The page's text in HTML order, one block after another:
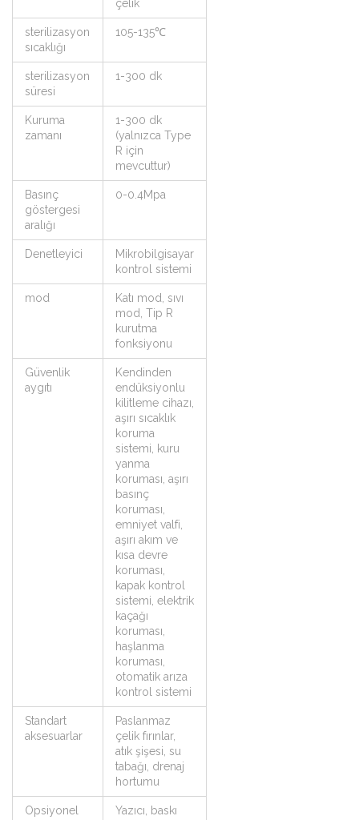
çelik
sterilizasyon
sıcaklığı
105-135℃
sterilizasyon
süresi
1-300 dk
Kuruma
zamanı
1-300 dk
(yalnızca Type
R için
mevcuttur)
Basınç
göstergesi
aralığı
0-0.4Mpa
Denetleyici
Mikrobilgisayar
kontrol sistemi
mod
Katı mod, sıvı
mod, Tip R
kurutma
fonksiyonu
Güvenlik
aygıtı
Kendinden
endüksiyonlu
kilitleme cihazı,
aşırı sıcaklık
koruma
sistemi, kuru
yanma
koruması, aşırı
basınç
koruması,
emniyet valfi,
aşırı akım ve
kısa devre
koruması,
kapak kontrol
sistemi, elektrik
kaçağı
koruması,
haşlanma
koruması,
otomatik arıza
kontrol sistemi
Standart
aksesuarlar
Paslanmaz
çelik fırınlar,
atık şişesi, su
tabağı, drenaj
hortumu
Opsiyonel
Yazıcı, baskı